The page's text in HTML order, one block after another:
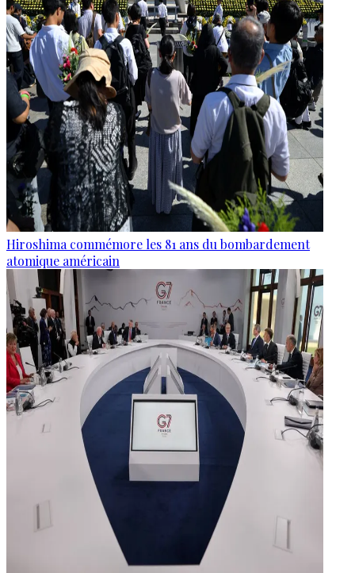
Hiroshima commémore les 81 ans du bombardement
atomique américain